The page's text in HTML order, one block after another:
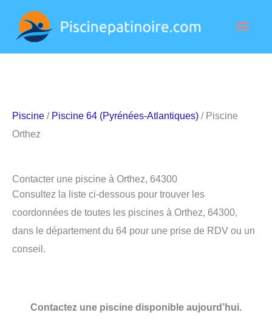
contenu
Piscine / Piscine 64 (Pyrénées-Atlantiques) / Piscine
Orthez
Contacter une piscine à Orthez, 64300
Consultez la liste ci-dessous pour trouver les
coordonnées de toutes les piscines à Orthez, 64300,
dans le département du 64 pour une prise de RDV ou un
conseil.
Contactez une piscine disponible aujourd’hui.